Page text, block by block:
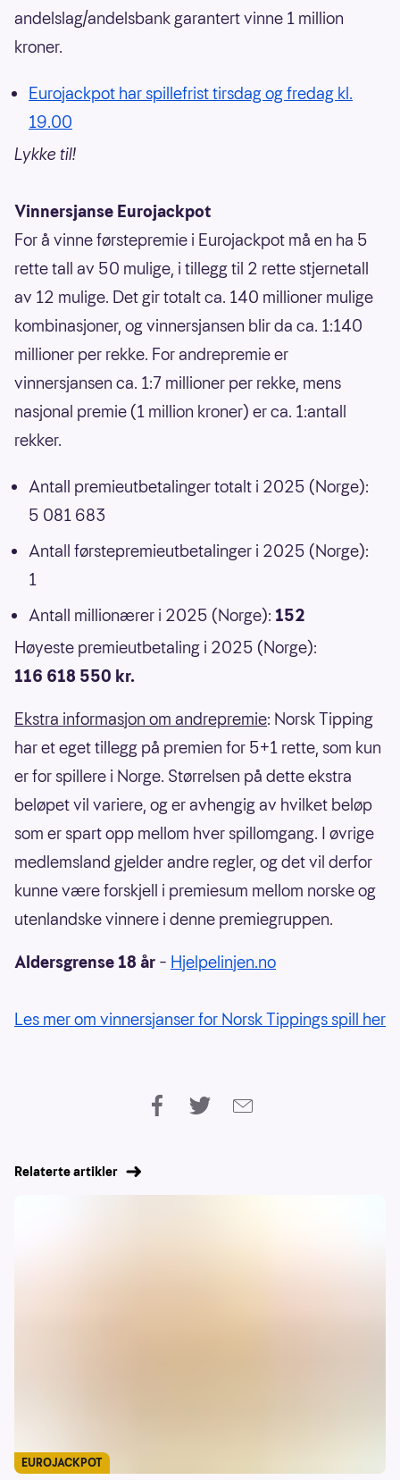
andelslag/andelsbank garantert vinne 1 million
kroner.
Eurojackpot har spillefrist tirsdag og fredag kl.
19.00
Lykke til!
Vinnersjanse Eurojackpot
For å vinne førstepremie i Eurojackpot må en ha 5
rette tall av 50 mulige, i tillegg til 2 rette stjernetall
av 12 mulige. Det gir totalt ca. 140 millioner mulige
kombinasjoner, og vinnersjansen blir da ca. 1:140
millioner per rekke. For andrepremie er
vinnersjansen ca. 1:7 millioner per rekke, mens
nasjonal premie (1 million kroner) er ca. 1:antall
rekker.
Antall premieutbetalinger totalt i 2025 (Norge):
5 081 683
Antall førstepremieutbetalinger i 2025 (Norge):
1
Antall millionærer i 2025 (Norge): 152
Høyeste premieutbetaling i 2025 (Norge):
116 618 550 kr.
Ekstra informasjon om andrepremie: Norsk Tipping
har et eget tillegg på premien for 5+1 rette, som kun
er for spillere i Norge. Størrelsen på dette ekstra
beløpet vil variere, og er avhengig av hvilket beløp
som er spart opp mellom hver spillomgang. I øvrige
medlemsland gjelder andre regler, og det vil derfor
kunne være forskjell i premiesum mellom norske og
utenlandske vinnere i denne premiegruppen.
Aldersgrense 18 år – Hjelpelinjen.no
Les mer om vinnersjanser for Norsk Tippings spill her
Relaterte artikler
EUROJACKPOT